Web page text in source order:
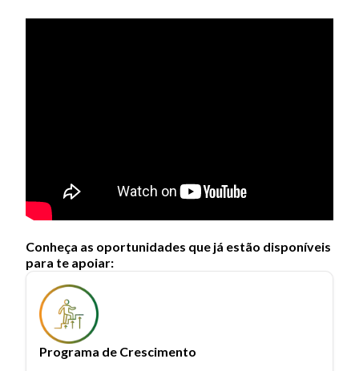
Conheça as oportunidades que já estão disponíveis
para te apoiar:
Programa de Crescimento